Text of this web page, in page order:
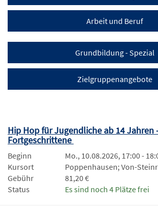
Arbeit und Beruf
Grundbildung - Spezial
Zielgruppenangebote
Hip Hop für Jugendliche ab 14 Jahren
Fortgeschrittene
Beginn
Mo., 10.08.2026, 17:00 -
Kursort
Poppenhausen; Von-
Gebühr
81,20 €
Status
Es sind noch 4 Plätze frei